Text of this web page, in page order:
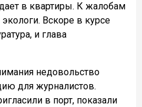
в квартиры. К жалобам
Вскоре в курсе
и глава
недовольство
для журналистов.
в порт, показали